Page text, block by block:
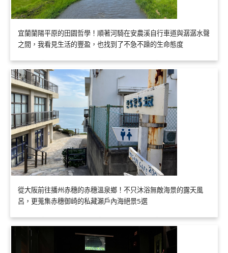
宜蘭蘭陽平原的田園哲學！順著河騎在安農溪自行車道與潺潺水聲
之間，我看見生活的豐盈，也找到了不急不躁的生命態度
從大阪前往播州赤穗的赤穗溫泉鄉！不只沐浴無敵海景的露天風
呂，更蒐集赤穗御崎的私藏瀨戶內海絕景5選